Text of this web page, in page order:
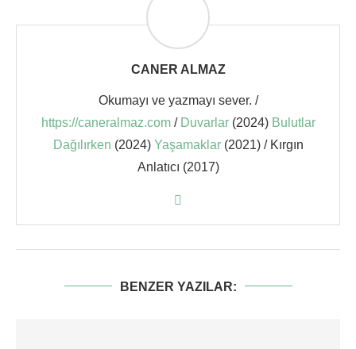
CANER ALMAZ
Okumayı ve yazmayı sever. /
https://caneralmaz.com/ Duvarlar (2024) Bulutlar
Dağılırken (2024) Yaşamaklar(2021) / Kırgın
Anlatıcı (2017)
BENZER YAZILAR: